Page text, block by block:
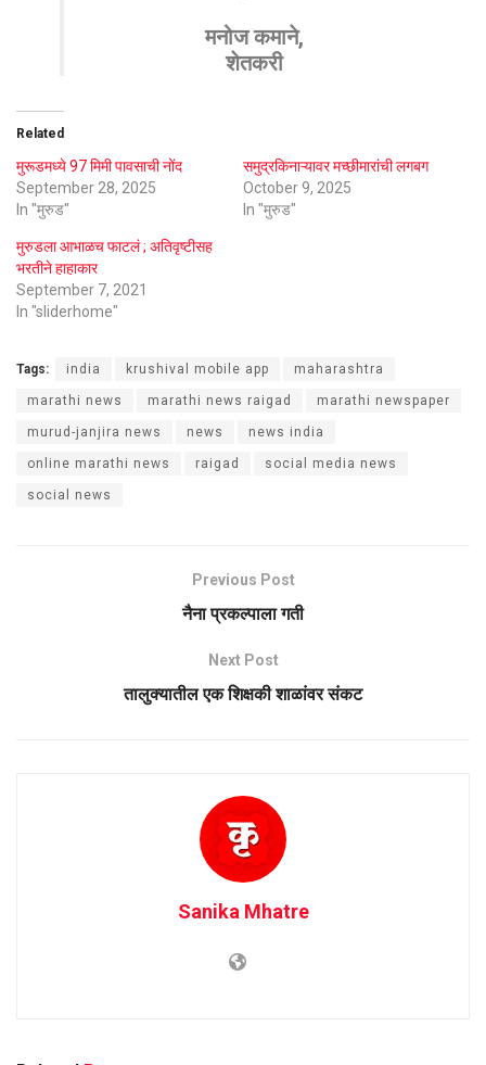
मनोज कमाने,
शेतकरी
Related
मुरूडमध्ये 97 मिमी पावसाची नोंद
September 28, 2025
In "मुरुड"
समुद्रकिनाऱ्यावर मच्छीमारांची लगबग
October 9, 2025
In "मुरुड"
मुरुडला आभाळच फाटलं ; अतिवृष्टीसह
भरतीने हाहाकार
September 7, 2021
In "sliderhome"
Tags: india krushival mobile app maharashtra
marathi news marathi news raigad marathi newspaper
murud-janjira news news news india
online marathi news raigad social media news
social news
Previous Post
नैना प्रकल्पाला गती
Next Post
तालुक्यातील एक शिक्षकी शाळांवर संकट
Sanika Mhatre